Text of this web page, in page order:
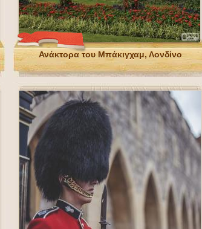
Ανάκτορα του Μπάκιγχαμ, Λονδίνο